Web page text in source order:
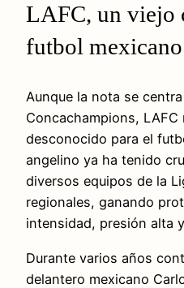
LAFC, un viejo
futbol mexicano
Aunque la nota se
Concachampions,
desconocido para el
angelino ya ha tenido
diversos equipos de la
regionales, ganando
intensidad, presión alta
Durante varios años
delantero mexicano